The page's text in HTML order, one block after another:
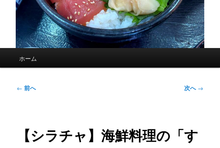
ホーム
投← 前へ 次へ→
【シラチャ】海鮮料理の「す